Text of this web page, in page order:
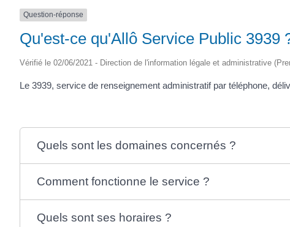
Question-réponse
Qu'est-ce qu'Allô Service Public 3939
Vérifié le 02/06/2021 - Direction de l'information légale et administrative
Le 3939, service de renseignement administratif par téléphone,
Quels sont les domaines concernés ?
Comment fonctionne le service ?
Quels sont ses horaires ?